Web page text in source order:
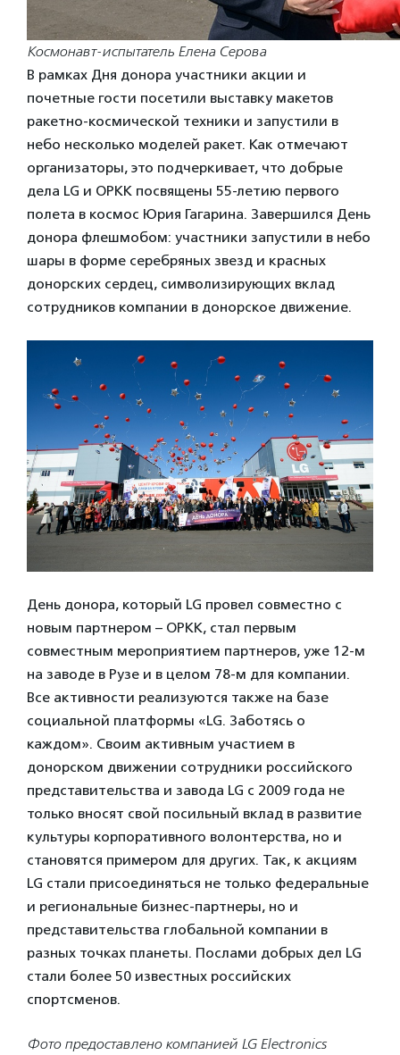
Космонавт-испытатель Елена Серова
В рамках Дня донора участники акции и
почетные гости посетили выставку макетов
ракетно-космической техники и запустили в
небо несколько моделей ракет. Как отмечают
организаторы, это подчеркивает, что добрые
дела LG и ОРКК посвящены 55-летию первого
полета в космос Юрия Гагарина. Завершился День
донора флешмобом: участники запустили в небо
шары в форме серебряных звезд и красных
донорских сердец, символизирующих вклад
сотрудников компании в донорское движение.
День донора, который LG провел совместно с
новым партнером – ОРКК, стал первым
совместным мероприятием партнеров, уже 12-м
на заводе в Рузе и в целом 78-м для компании.
Все активности реализуются также на базе
социальной платформы «LG. Заботясь о
каждом». Своим активным участием в
донорском движении сотрудники российского
представительства и завода LG с 2009 года не
только вносят свой посильный вклад в развитие
культуры корпоративного волонтерства, но и
становятся примером для других. Так, к акциям
LG стали присоединяться не только федеральные
и региональные бизнес-партнеры, но и
представительства глобальной компании в
разных точках планеты. Послами добрых дел LG
стали более 50 известных российских
спортсменов.
Фото предоставлено компанией LG Electronics